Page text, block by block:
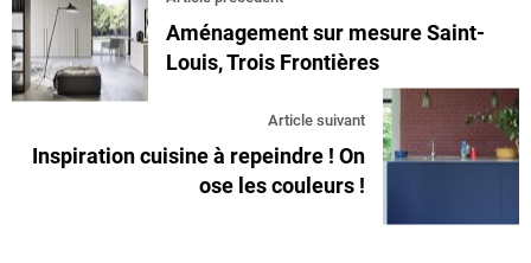
Aménagement sur mesure Saint-
Louis, Trois Frontières
Article suivant
Inspiration cuisine à repeindre ! On
ose les couleurs !